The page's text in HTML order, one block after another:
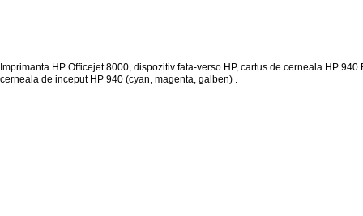
Imprimanta HP Officejet 8000, dispozitiv fata-verso HP, cartus de cerneala HP 940
cerneala de inceput HP 940 (cyan, magenta, galben) .